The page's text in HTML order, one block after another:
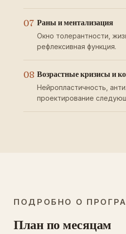
07 Раны и ментализация
Окно толерантности,
рефлексивная функция.
08 Возрастные кризисы и
Нейропластичность,
проектирование
ПОДРОБНО О
План по месяцам